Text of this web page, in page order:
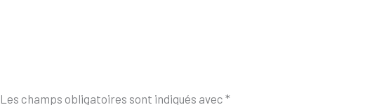
Les champs obligatoires sont indiqués avec *